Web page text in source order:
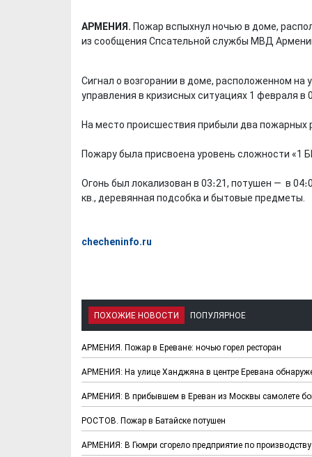
АРМЕНИЯ. Пожар вспыхнул ночью в доме,
из сообщения Спсательной службы МВД
Сигнал о возгорании в доме, расположенном на
управления в кризисных ситуациях 1 февраля в
На место происшествия прибыли два
Пожару была присвоена уровень сложности «1
Огонь был локализован в 03։21, потушен — в
кв., деревянная подсобка и бытовые предметы.
checheninfo.ru
ПОХОЖИЕ НОВОСТИ ПОПУЛЯРНОЕ
АРМЕНИЯ. Пожар в Ереване: ночью горел ресторан
АРМЕНИЯ: На улице Ханджяна в центре Еревана
АРМЕНИЯ: В прибывшем в Ереван из Москвы самолете
РОСТОВ. Пожар в Батайске потушен
АРМЕНИЯ: В Гюмри сгорело предприятие по